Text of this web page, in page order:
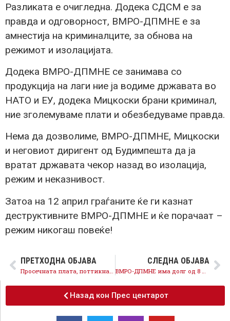
Разликата е очигледна. Додека СДСМ е за
правда и одговорност, ВМРО-ДПМНЕ е за
амнестија на криминалците, за обнова на
режимот и изолацијата.
Додека ВМРО-ДПМНЕ се занимава со
продукција на лаги ние ја водиме државата во
НАТО и ЕУ, додека Мицкоски брани криминал,
ние зголемуваме плати и обезбедуваме правда.
Нема да дозволиме, ВМРО-ДПМНЕ, Мицкоски
и неговиот диригент од Будимпешта да ја
вратат државата чекор назад во изолација,
режим и неказнивост.
Затоа на 12 април граѓаните ќе ги казнат
деструктивните ВМРО-ДПМНЕ и ќе порачаат –
режим никогаш повеќе!
ПРЕТХОДНА ОБЈАВА
Просечната плата, поттикната од економските политики на СДСМ во изминатите 2,5 години се зголеми за над 4.000 денари
СЛЕДНА ОБЈАВА
ВМРО-ДПМНЕ има долг од 8 милиони евра, граѓаните нема да им дозволат пак да ја крадат државата
Назад кон Прес центарот